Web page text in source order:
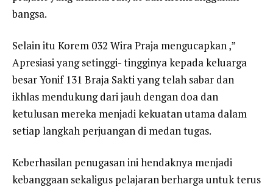
bangsa.
Selain itu Korem 032 Wira Praja mengucapkan ,”
Apresiasi yang setinggi- tingginya kepada keluarga
besar Yonif 131 Braja Sakti yang telah sabar dan
ikhlas mendukung dari jauh dengan doa dan
ketulusan mereka menjadi kekuatan utama dalam
setiap langkah perjuangan di medan tugas.
Keberhasilan penugasan ini hendaknya menjadi
kebanggaan sekaligus pelajaran berharga untuk terus